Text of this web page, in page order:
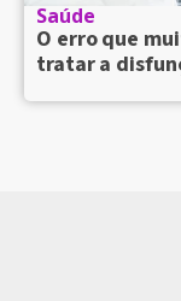
Saúde
O erro que
tratar a